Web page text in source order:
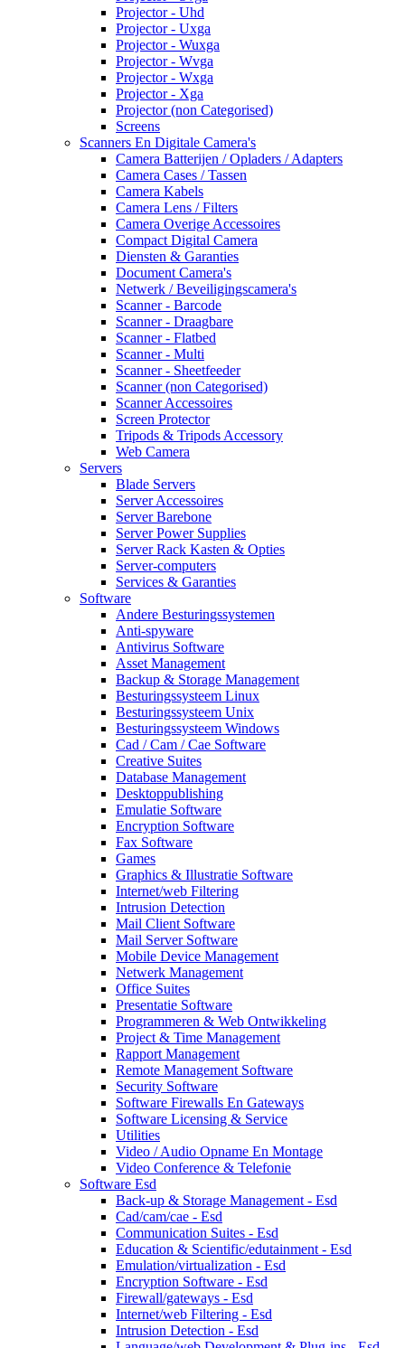
Projector - Uhd
Projector - Uxga
Projector - Wuxga
Projector - Wvga
Projector - Wxga
Projector - Xga
Projector (non Categorised)
Screens
Scanners En Digitale Camera's
Camera Batterijen / Opladers / Adapters
Camera Cases / Tassen
Camera Kabels
Camera Lens / Filters
Camera Overige Accessoires
Compact Digital Camera
Diensten & Garanties
Document Camera's
Netwerk / Beveiligingscamera's
Scanner - Barcode
Scanner - Draagbare
Scanner - Flatbed
Scanner - Multi
Scanner - Sheetfeeder
Scanner (non Categorised)
Scanner Accessoires
Screen Protector
Tripods & Tripods Accessory
Web Camera
Servers
Blade Servers
Server Accessoires
Server Barebone
Server Power Supplies
Server Rack Kasten & Opties
Server-computers
Services & Garanties
Software
Andere Besturingssystemen
Anti-spyware
Antivirus Software
Asset Management
Backup & Storage Management
Besturingssysteem Linux
Besturingssysteem Unix
Besturingssysteem Windows
Cad / Cam / Cae Software
Creative Suites
Database Management
Desktoppublishing
Emulatie Software
Encryption Software
Fax Software
Games
Graphics & Illustratie Software
Internet/web Filtering
Intrusion Detection
Mail Client Software
Mail Server Software
Mobile Device Management
Netwerk Management
Office Suites
Presentatie Software
Programmeren & Web Ontwikkeling
Project & Time Management
Rapport Management
Remote Management Software
Security Software
Software Firewalls En Gateways
Software Licensing & Service
Utilities
Video / Audio Opname En Montage
Video Conference & Telefonie
Software Esd
Back-up & Storage Management - Esd
Cad/cam/cae - Esd
Communication Suites - Esd
Education & Scientific/edutainment - Esd
Emulation/virtualization - Esd
Encryption Software - Esd
Firewall/gateways - Esd
Internet/web Filtering - Esd
Intrusion Detection - Esd